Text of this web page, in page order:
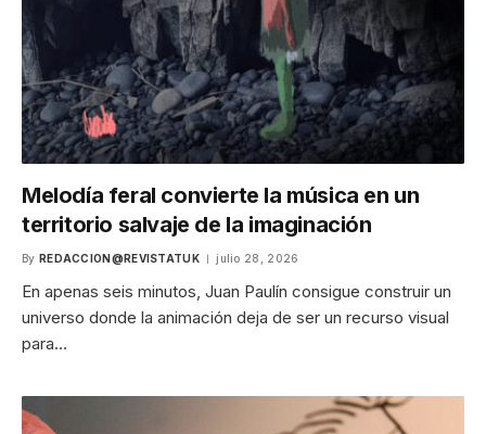
Melodía feral convierte la música en un
territorio salvaje de la imaginación
By REDACCION@REVISTATUK julio 28, 2026
En apenas seis minutos, Juan Paulín consigue construir un
universo donde la animación deja de ser un recurso visual
para…